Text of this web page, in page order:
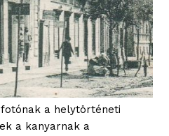
a helytörténeti
a kanyarnak a